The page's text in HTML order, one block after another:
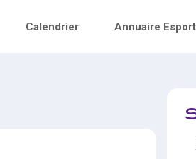
Calendrier Annuaire